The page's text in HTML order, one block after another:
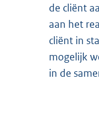
de cliënt
aan het
cliënt in
mogelijk
in de